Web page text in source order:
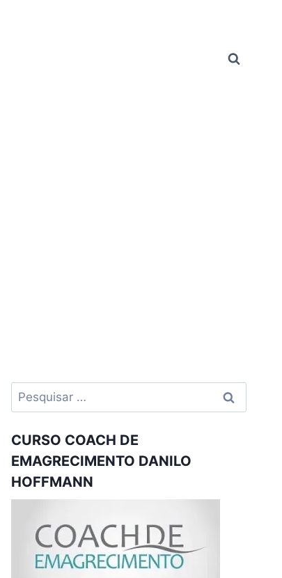
Pesquisar
por:
CURSO COACH DE
EMAGRECIMENTO DANILO
HOFFMANN